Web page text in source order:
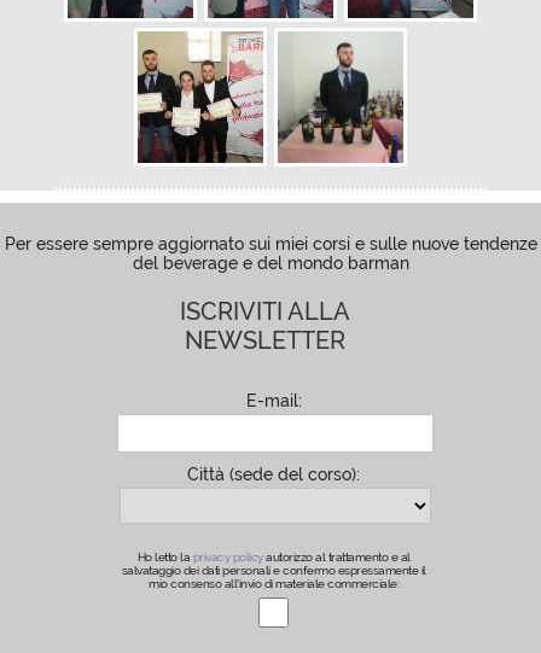
Per essere sempre aggiornato sui miei corsi e sulle nuove tendenze
del beverage e del mondo barman
ISCRIVITI ALLA
NEWSLETTER
E-mail:
Città (sede del corso):
Ho letto la privacy policyautorizzo al trattamento e al
salvataggio dei dati personali e confermo espressamente il
mio consenso all’invio di materiale commerciale: